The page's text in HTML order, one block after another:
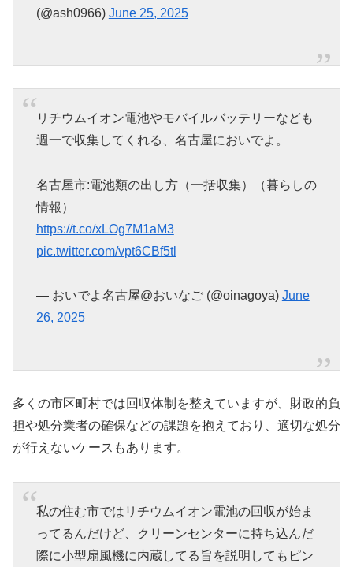
(@ash0966) June 25, 2025
リチウムイオン電池やモバイルバッテリーなども
週一で収集してくれる、名古屋においでよ。
名古屋市:電池類の出し方（一括収集）（暮らしの
情報）
https://t.co/xLOg7M1aM3
pic.twitter.com/vpt6CBf5tl
— おいでよ名古屋@おいなご (@oinagoya) June
26, 2025
多くの市区町村では回収体制を整えていますが、財政的負
担や処分業者の確保などの課題を抱えており、適切な処分
が行えないケースもあります。
私の住む市ではリチウムイオン電池の回収が始ま
ってるんだけど、クリーンセンターに持ち込んだ
際に小型扇風機に内蔵してる旨を説明してもピン